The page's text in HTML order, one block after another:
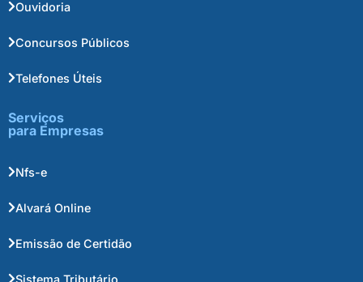
Ouvidoria
Concursos Públicos
Telefones Úteis
Serviços
para Empresas
Nfs-e
Alvará Online
Emissão de Certidão
Sistema Tributário